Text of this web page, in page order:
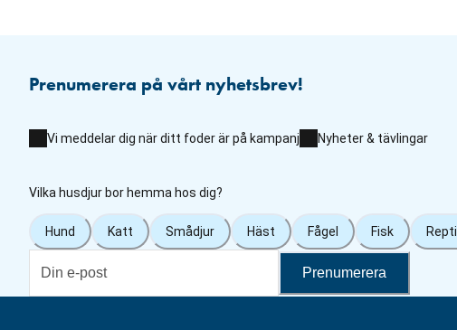
Prenumerera på vårt nyhetsbrev!
Vi meddelar dig när ditt foder är på kampanj Nyheter & tävlingar
Vilka husdjur bor hemma hos dig?
Hund Katt Smådjur Häst Fågel Fisk Reptil
Prenumerera